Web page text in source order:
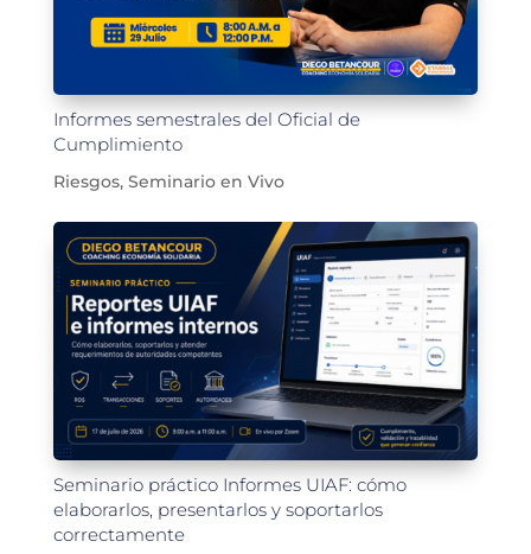
Informes semestrales del Oficial de
Cumplimiento
Riesgos, Seminario en Vivo
Seminario práctico Informes UIAF: cómo
elaborarlos, presentarlos y soportarlos
correctamente